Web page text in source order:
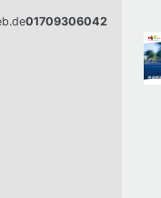
01709306042